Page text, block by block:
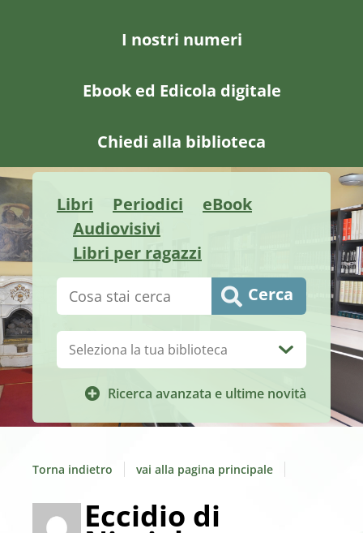
I nostri numeri
Ebook ed Edicola digitale
Chiedi alla biblioteca
Libri Periodici
eBook
Audiovisivi
Libri per ragazzi
Cerca su "Catalogo" Cerca
Ricerca avanzata e ultime novità
Biblioteca:
Torna indietro vai alla pagina principale
Eccidio di